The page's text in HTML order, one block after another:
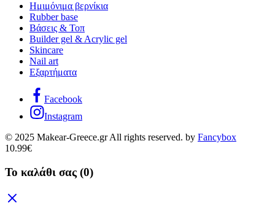
Ημιμόνιμα βερνίκια
Rubber base
Βάσεις & Τοπ
Builder gel & Acrylic gel
Skincare
Nail art
Εξαρτήματα
Facebook
Instagram
© 2025 Makear-Greece.gr All rights reserved. by Fancybox
10.99€
Το καλάθι σας (0)